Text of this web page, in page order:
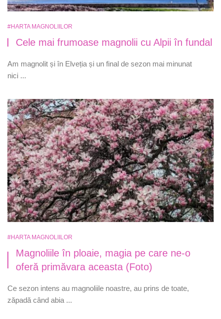
#HARTA MAGNOLIILOR
Cele mai frumoase magnolii cu Alpii în fundal
Am magnolit și în Elveția și un final de sezon mai minunat
nici ...
#HARTA MAGNOLIILOR
Magnoliile în ploaie, magia pe care ne-o
oferă primăvara aceasta (Foto)
Ce sezon intens au magnoliile noastre, au prins de toate,
zăpadă când abia ...